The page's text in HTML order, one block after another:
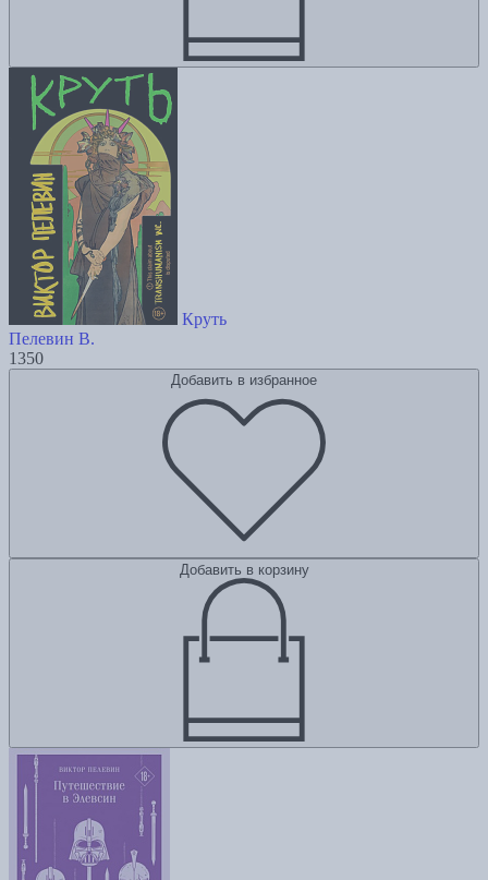
Круть
Пелевин В.
1350
Добавить в избранное
Добавить в корзину